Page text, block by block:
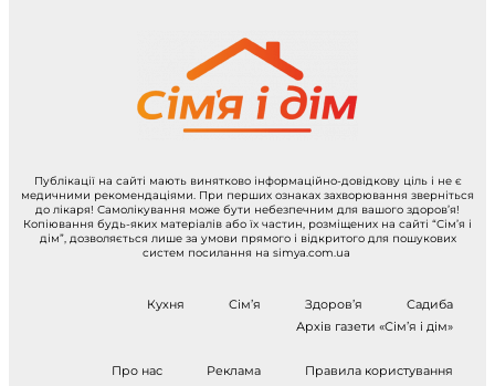
Публікації на сайті мають винятково інформаційно-довідкову ціль і не є
медичними рекомендаціями. При перших ознаках захворювання зверніться
до лікаря! Самолікування може бути небезпечним для вашого здоров’я!
Копіювання будь-яких матеріалів або їх частин, розміщених на сайті “Сім’я і
дім”, дозволяється лише за умови прямого і відкритого для пошукових
систем посилання на simya.com.ua
Кухня Сім’я Здоров’я
Садиба
Архів газети «Сім’я і дім»
Про нас Реклама
Правила користування